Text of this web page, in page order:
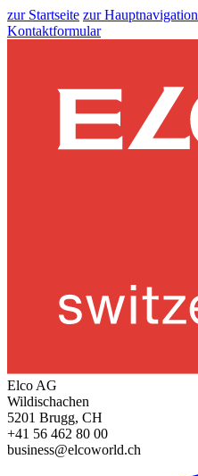
zur Startseite zur Hauptnavigation
Kontaktformular
Elco AG
Wildischachen
5201 Brugg, CH
+41 56 462 80 00
business@elcoworld.ch